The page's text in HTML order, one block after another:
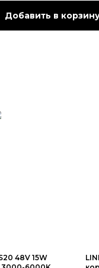
Добавить в
48V 15W